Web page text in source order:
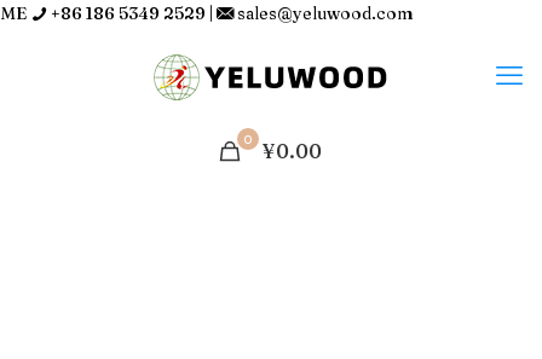
ME +86 186 5349 2529 | sales@yeluwood.com
0 ¥0.00